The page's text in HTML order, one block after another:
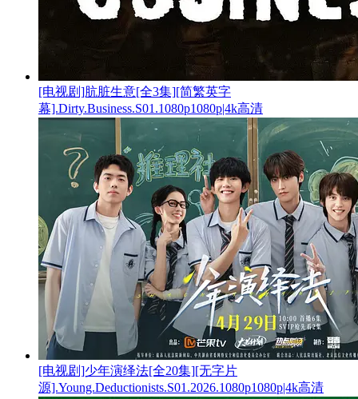
[电视剧]肮脏生意[全3集][简繁英字
幕].Dirty.Business.S01.1080p1080p|4k高清
[电视剧]少年演绎法[全20集][无字片
源].Young.Deductionists.S01.2026.1080p1080p|4k高清